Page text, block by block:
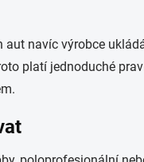
navíc výrobce
platí jednoduché